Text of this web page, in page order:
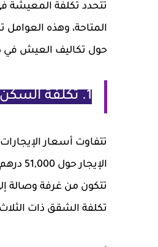
تتحدد تكلفة المعيشة
المتاحة، وهذه
حول تكاليف العيش في
1. تكلفة السكن في دبي:
تتفاوت أسعار
تكلفة الشقق ذات الثلاث غرف